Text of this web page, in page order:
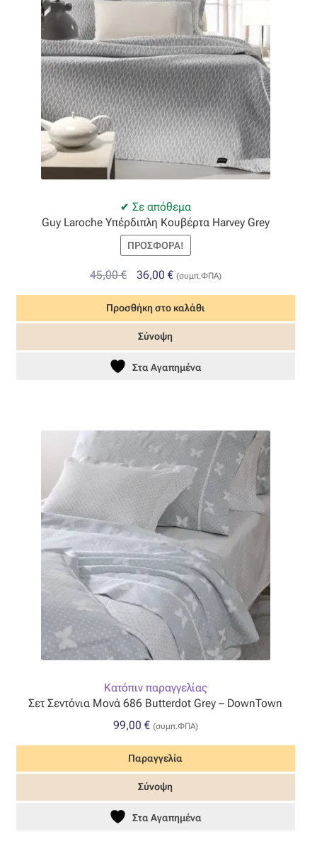
Σε απόθεμα
Guy Laroche Υπέρδιπλη Κουβέρτα Harvey Grey
ΠΡΟΣΦΟΡΆ!
45,00€
Original
price
was:
45,00 €.
36,00 €Η
τρέχουσα
τιμή
είναι:
(συμπ.ΦΠΑ)
Προσθήκη στο καλάθι
Σύνοψη
Στα Αγαπημένα
Κατόπιν παραγγελίας
Σετ Σεντόνια Μονά 686 Butterdot Grey – DownTown
99,00 € (συμπ.ΦΠΑ)
Παραγγελία
Σύνοψη
Στα Αγαπημένα